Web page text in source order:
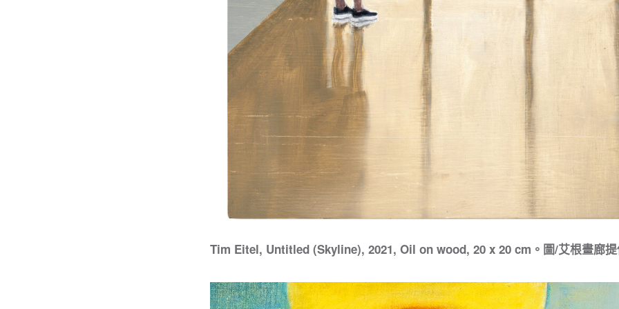
Tim Eitel, Untitled (Skyline), 2021, Oil on wood, 20 x 20 cm。圖/艾根畫廊